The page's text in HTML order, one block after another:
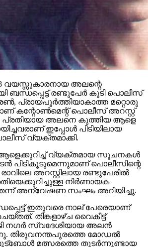
വയസ്സുകാരനായ അലന്റെ
ബന്ധപ്പെട്ട് രണ്ടുപേര്‍ കൂടി പൊലീസ്
പ്രായപൂര്‍ത്തിയാകാത്ത മറ്റൊരു
കന്റോണ്‍മെന്റ് പൊലീസ് അറസ്റ്റ്
പ്രതിയായ അലനെ കുത്തിയ ആളെ
ഇപ്പോള്‍ പിടിയിലായ
വ്യക്തമാക്കി.
വ്യക്തമായ സൂചനകള്‍
ഉടന്‍ പിടികൂടുമെന്നുമാണ് പൊലീസിന്റെ
അറസ്റ്റിലായ രണ്ടുപേരില്‍
നിര്‍ണായക
അന്വേഷണ സംഘം അറിയിച്ചു.
ഇതുവരെ നാല് പേരെയാണ്
തിങ്കളാഴ്ച വൈകീട്ട്
നഗര്‍ സ്വദേശിയായ അലന്‍
തിരുവനന്തപുരത്തെ മോഡല്‍
മത്സരത്തെ തുടര്‍ന്നുണ്ടായ